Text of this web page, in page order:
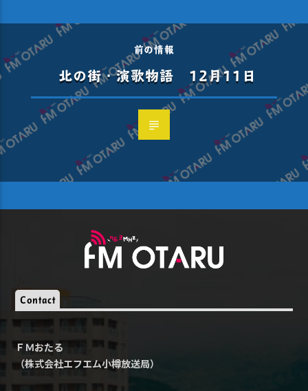
前の情報
北の街・演歌物語 12月11日
Contact
ＦＭおたる
（株式会社エフエム小樽放送局）